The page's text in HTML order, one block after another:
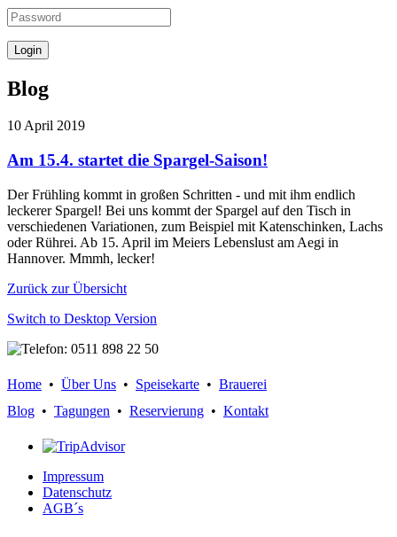
Blog
10April 2019
Am 15.4. startet die Spargel-Saison!
Der Frühling kommt in großen Schritten - und mit ihm endlich
leckerer Spargel! Bei uns kommt der Spargel auf den Tisch in
verschiedenen Variationen, zum Beispiel mit Katenschinken, Lachs
oder Rührei. Ab 15. April im Meiers Lebenslust am Aegi in
Hannover. Mmmh, lecker!
Zurück zur Übersicht
Switch to Desktop Version
Home • Über Uns • Speisekarte • Brauerei
Blog • Tagungen • Reservierung • Kontakt
Impressum
Datenschutz
AGB´s